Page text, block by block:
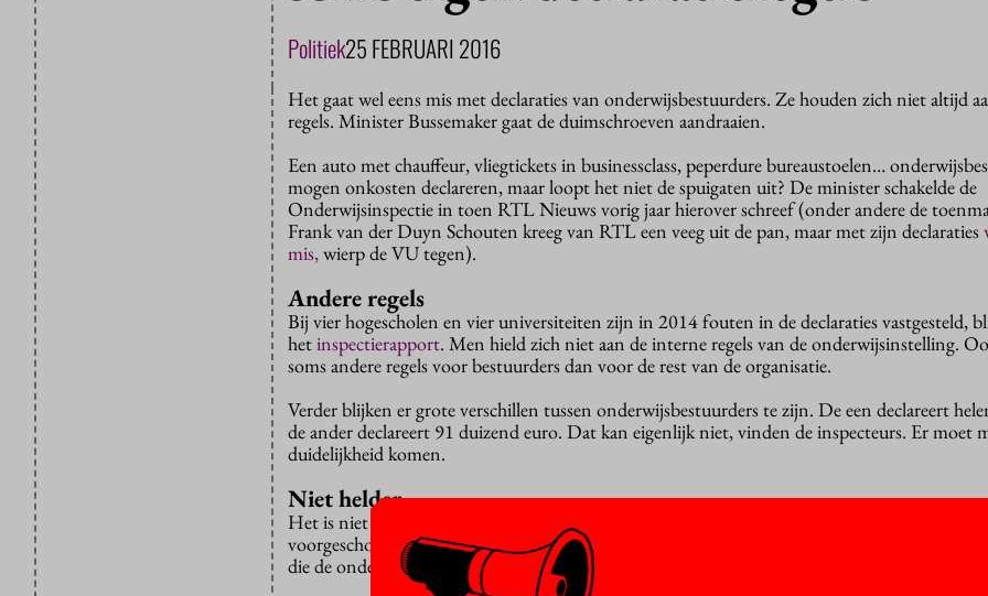
Politiek25 FEBRUARI 2016
Het gaat wel eens mis met declaraties van onderwijsbestuurders. Ze houden zich niet altijd
regels. Minister Bussemaker gaat de duimschroeven aandraaien.
Een auto met chauffeur, vliegtickets in businessclass, peperdure bureaustoelen…
mogen onkosten declareren, maar loopt het niet de spuigaten uit? De minister schakelde de
Onderwijsinspectie in toen RTL Nieuws vorig jaar hierover schreef (onder andere de
Frank van der Duyn Schouten kreeg van RTL een veeg uit de pan, maar met zijn declaraties
mis,wierp de VU tegen).
Andere regels
Bij vier hogescholen en vier universiteiten zijn in 2014 fouten in de declaraties vastgesteld,
hetinspectierapport. Men hield zich niet aan de interne regels van de onderwijsinstelling.
soms andere regels voor bestuurders dan voor de rest van de organisatie.
Verder blijken er grote verschillen tussen onderwijsbestuurders te zijn. De een declareert
de ander declareert 91 duizend euro. Dat kan eigenlijk niet, vinden de inspecteurs. Er moet
duidelijkheid komen.
Niet helder
Het is niet eens helemaal helder wat een declaratie is: gaat dat om bedragen die de bestuurder
voorgeschoten en later weer op zijn bankrekening terugbetaald krijgt? Of tellen ook de
die de onderwijsinstelling bij voorbaat voor hem of haar heeft betaald?